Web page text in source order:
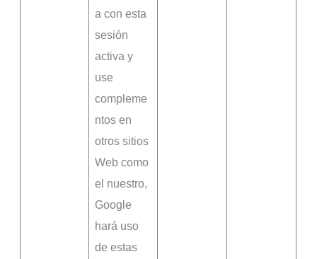
a con esta
sesión
activa y
use
compleme
ntos en
otros sitios
Web como
el nuestro,
Google
hará uso
de estas